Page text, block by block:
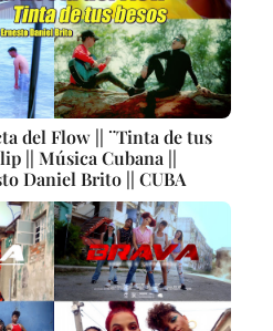
del Flow || ¨Tinta de tus
|| Música Cubana ||
Daniel Brito || CUBA